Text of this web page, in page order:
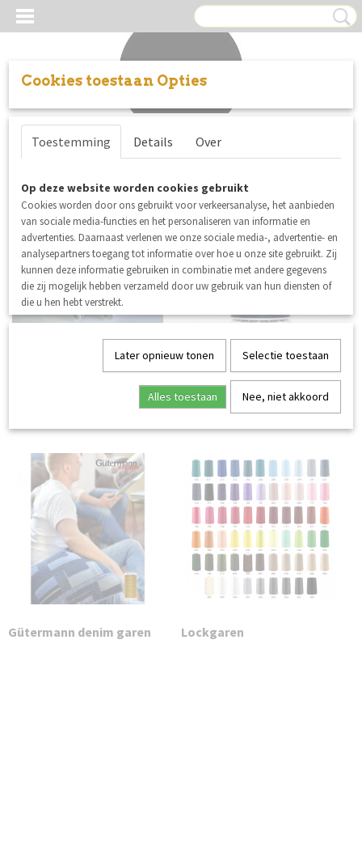
Inloggen Registreren
Gütermann 200 m
Gütermann 100 m
naaigaren
Gütermann denim garen Lockgaren
Cookies toestaan Opties
Toestemming Details Over
Op deze website worden cookies gebruikt
Cookies worden door ons gebruikt voor verkeersanalyse, het aanbieden
van sociale media-functies en het personaliseren van informatie en
advertenties. Daarnaast verlenen we onze sociale media-, advertentie- en
analysepartners toegang tot informatie over hoe u onze site gebruikt. Zij
kunnen deze informatie gebruiken in combinatie met andere gegevens
die zij mogelijk hebben verzameld door uw gebruik van hun diensten of
die u hen hebt verstrekt.
Later opnieuw tonen Selectie toestaan
Alles toestaan Nee, niet akkoord